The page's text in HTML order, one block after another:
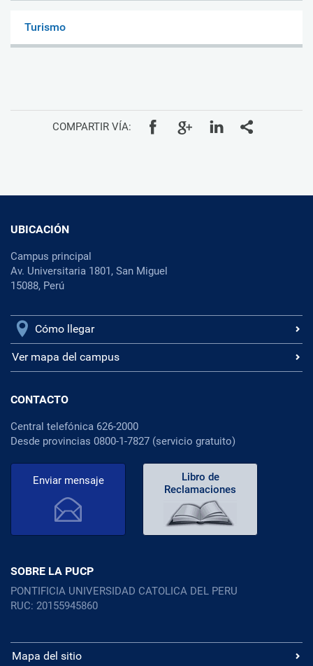
Turismo
COMPARTIR VÍA:
UBICACIÓN
Campus principal
Av. Universitaria 1801, San Miguel
15088, Perú
Cómo llegar
Ver mapa del campus
CONTACTO
Central telefónica 626-2000
Desde provincias 0800-1-7827 (servicio gratuito)
Enviar mensaje
Libro de
Reclamaciones
SOBRE LA PUCP
PONTIFICIA UNIVERSIDAD CATOLICA DEL PERU
RUC: 20155945860
Mapa del sitio